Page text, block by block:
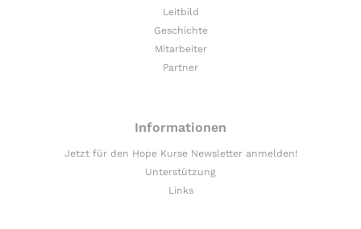
Leitbild
Geschichte
Mitarbeiter
Partner
Informationen
Jetzt für den Hope Kurse Newsletter anmelden!
Unterstützung
Links